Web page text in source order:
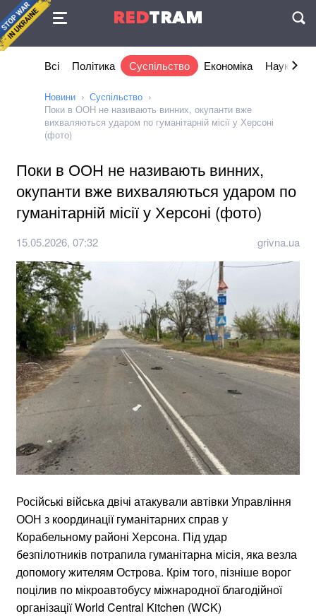
REDTRAM
Угода
Всі Політика Суспільство Економіка Наука та
Новини
Суспільство
Поки в ООН не називають винних, окупанти вже
вихваляються ударом по гуманітарній місії у Херсоні
(фото)
Поки в ООН не називають винних,
окупанти вже вихваляються ударом по
гуманітарній місії у Херсоні (фото)
15.05.2026, 07:32 grivna.ua
Російські війська двічі атакували автівки Управління
ООН з координації гуманітарних справ у
Корабельному районі Херсона. Під удар
безпілотників потрапила гуманітарна місія, яка везла
допомогу жителям Острова. Крім того, пізніше ворог
поцілив по мікроавтобусу міжнародної благодійної
організації World Central Kitchen (WCK)